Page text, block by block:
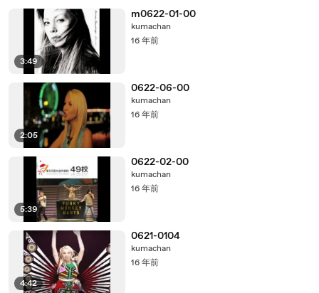
3:49
m0622-01-00
kumachan
16 年前
2:05
0622-06-00
kumachan
16 年前
5:39
0622-02-00
kumachan
16 年前
4:42
0621-0104
kumachan
16 年前